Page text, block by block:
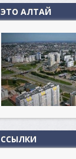
ЭТО АЛТАЙ
ССЫЛКИ